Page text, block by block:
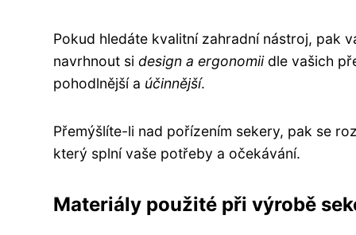
Pokud hledáte kvalitní zahradní nástroj, pak
navrhnout si design a ergonomiidle vašich
pohodlnější a účinnější.
Přemýšlíte-li nad pořízením sekery, pak se
který splní vaše potřeby a očekávání.
Materiály použité při výrobě